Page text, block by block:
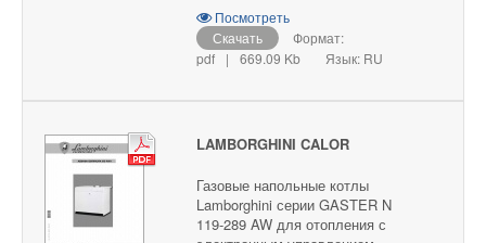
Посмотреть
Скачать
Формат:
pdf
| 669.09 Kb Язык: RU
LAMBORGHINI CALOR
Газовые напольные котлы
Lamborghini серии GASTER N
119-289 AW для отопления с